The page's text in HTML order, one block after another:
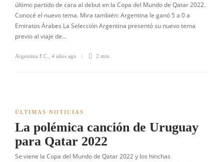
último partido de cara al debut en la Copa del Mundo de Qatar 2022.
Conocé el nuevo tema. Mira también: Argentina le ganó 5 a 0 a
Emiratos Árabes La Selección Argentina presentó su nuevo tema
previo al viaje de…
Argentina F.C. 4 años ago 2 min
ÚLTIMAS NOTICIAS
La polémica canción de Uruguay
para Qatar 2022
Se viene la Copa del Mundo de Qatar 2022 y los hinchas